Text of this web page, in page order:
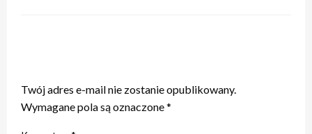
Twój adres e-mail nie zostanie opublikowany.
Wymagane pola są oznaczone*